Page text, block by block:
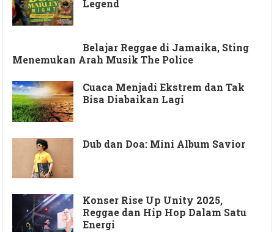
Legend
Belajar Reggae di Jamaika, Sting
Menemukan Arah Musik The Police
Cuaca Menjadi Ekstrem dan Tak
Bisa Diabaikan Lagi
Dub dan Doa: Mini Album Savior
Konser Rise Up Unity 2025,
Reggae dan Hip Hop Dalam Satu
Energi